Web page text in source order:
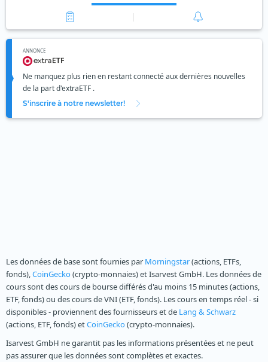
ANNONCE
Ne manquez plus rien en restant connecté aux dernières nouvelles
de la part d'extraETF .
S'inscrire à notre newsletter!
Les données de base sont fournies par Morningstar(actions, ETFs,
fonds),CoinGecko(crypto-monnaies) et Isarvest GmbH. Les données de
cours sont des cours de bourse différés d'au moins 15 minutes (actions,
ETF, fonds) ou des cours de VNI (ETF, fonds). Les cours en temps réel - si
disponibles - proviennent des fournisseurs et de Lang & Schwarz
(actions, ETF, fonds) etCoinGecko(crypto-monnaies).
Isarvest GmbH ne garantit pas les informations présentées et ne peut
pas assurer que les données sont complètes et exactes.